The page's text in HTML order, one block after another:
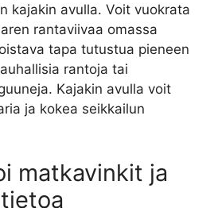
kajakin avulla. Voit vuokrata
rantaviivaa omassa
tapa tutustua pieneen
rantoja tai
Kajakin avulla voit
ja kokea seikkailun
matkavinkit ja